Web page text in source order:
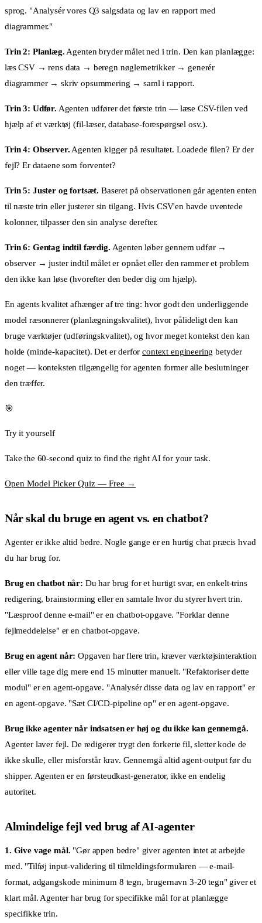
sprog. "Analysér vores Q3 salgsdata og lav en rapport med
diagrammer."
Trin 2: Planlæg. Agenten bryder målet ned i trin. Den kan planlægge:
læs CSV → rens data → beregn nøglemetrikker → generér
diagrammer → skriv opsummering → saml i rapport.
Trin 3: Udfør. Agenten udfører det første trin — læse CSV-filen ved
hjælp af et værktøj (fil-læser, database-forespørgsel osv.).
Trin 4: Observer. Agenten kigger på resultatet. Loadede filen? Er der
fejl? Er dataene som forventet?
Trin 5: Juster og fortsæt. Baseret på observationen går agenten enten
til næste trin eller justerer sin tilgang. Hvis CSV'en havde uventede
kolonner, tilpasser den sin analyse derefter.
Trin 6: Gentag indtil færdig. Agenten løber gennem udfør →
observer → juster indtil målet er opnået eller den rammer et problem
den ikke kan løse (hvorefter den beder dig om hjælp).
En agents kvalitet afhænger af tre ting: hvor godt den underliggende
model ræsonnerer (planlægningskvalitet), hvor pålideligt den kan
bruge værktøjer (udføringskvalitet), og hvor meget kontekst den kan
holde (minde-kapacitet). Det er derforcontext engineering betyder
noget — konteksten tilgængelig for agenten former alle beslutninger
den træffer.
🎯
Try it yourself
Take the 60-second quiz to find the right AI for your task.
Open Model Picker Quiz — Free →
Når skal du bruge en agent vs. en chatbot?
Agenter er ikke altid bedre. Nogle gange er en hurtig chat præcis hvad
du har brug for.
Brug en chatbot når: Du har brug for et hurtigt svar, en enkelt-trins
redigering, brainstorming eller en samtale hvor du styrer hvert trin.
"Læsproof denne e-mail" er en chatbot-opgave. "Forklar denne
fejlmeddelelse" er en chatbot-opgave.
Brug en agent når: Opgaven har flere trin, kræver værktøjsinteraktion
eller ville tage dig mere end 15 minutter manuelt. "Refaktoriser dette
modul" er en agent-opgave. "Analysér disse data og lav en rapport" er
en agent-opgave. "Sæt CI/CD-pipeline op" er en agent-opgave.
Brug ikke agenter når indsatsen er høj og du ikke kan gennemgå.
Agenter laver fejl. De redigerer trygt den forkerte fil, sletter kode de
ikke skulle, eller misforstår krav. Gennemgå altid agent-output før du
shipper. Agenten er en førsteudkast-generator, ikke en endelig
autoritet.
Almindelige fejl ved brug af AI-agenter
1. Give vage mål. "Gør appen bedre" giver agenten intet at arbejde
med. "Tilføj input-validering til tilmeldingsformularen — e-mail-
format, adgangskode minimum 8 tegn, brugernavn 3-20 tegn" giver et
klart mål. Agenter har brug for specifikke mål for at planlægge
specifikke trin.